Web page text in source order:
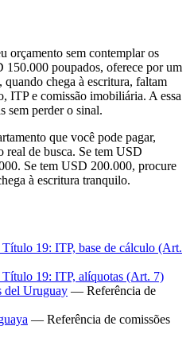
orçamento sem contemplar os
poupados, oferece por um
chega à escritura, faltam
ITP e comissão imobiliária. A essa
sem perder o sinal.
que você pode pagar,
real de busca. Se tem USD
Se tem USD 200.000, procure
à escritura tranquilo.
19: ITP, base de cálculo (Art.
19: ITP, alíquotas (Art. 7)
del Uruguay — Referência de
— Referência de comissões